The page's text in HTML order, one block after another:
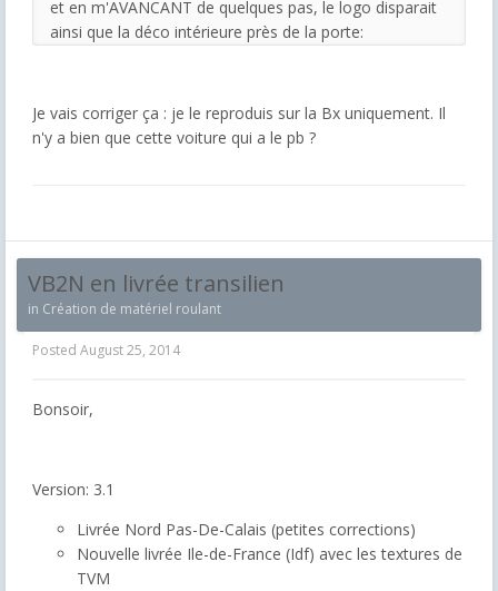
et en m'AVANCANT de quelques pas, le logo disparait
ainsi que la déco intérieure près de la porte:
Je vais corriger ça : je le reproduis sur la Bx uniquement. Il
n'y a bien que cette voiture qui a le pb ?
VB2N en livrée transilien
in Création de matériel roulant
Posted August 25, 2014
Bonsoir,
Version: 3.1
Livrée Nord Pas-De-Calais (petites corrections)
Nouvelle livrée Ile-de-France (Idf) avec les textures de
TVM